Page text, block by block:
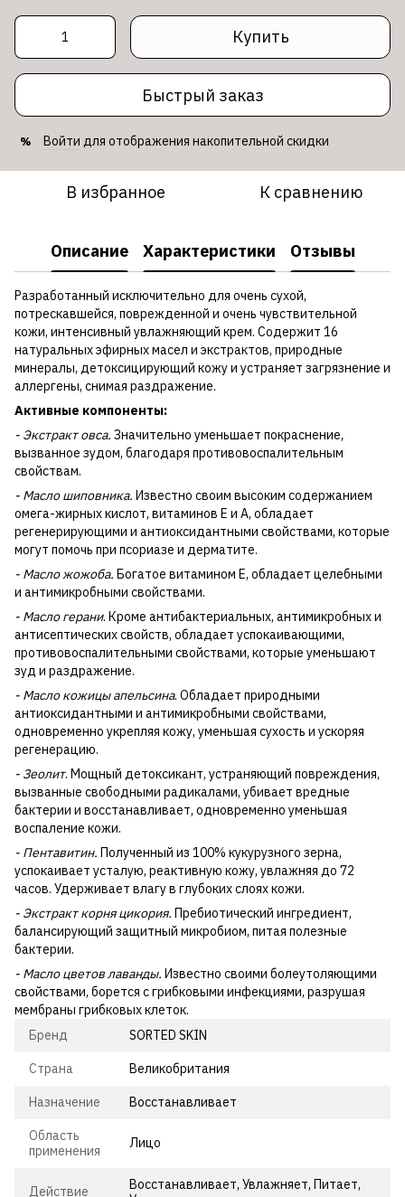
Купить
Быстрый заказ
% Войти для отображения накопительной скидки
В избранное К сравнению
Описание Характеристики Отзывы
Разработанный исключительно для очень сухой,
потрескавшейся, поврежденной и очень чувствительной
кожи, интенсивный увлажняющий крем. Содержит 16
натуральных эфирных масел и экстрактов, природные
минералы, детоксицирующий кожу и устраняет загрязнение и
аллергены, снимая раздражение.
Активные компоненты:
- Экстракт овса. Значительно уменьшает покраснение,
вызванное зудом, благодаря противовоспалительным
свойствам.
- Масло шиповника. Известно своим высоким содержанием
омега-жирных кислот, витаминов Е и А, обладает
регенерирующими и антиоксидантными свойствами, которые
могут помочь при псориазе и дерматите.
- Масло жожоба. Богатое витамином Е, обладает целебными
и антимикробными свойствами.
- Масло герани. Кроме антибактериальных, антимикробных и
антисептических свойств, обладает успокаивающими,
противовоспалительными свойствами, которые уменьшают
зуд и раздражение.
- Масло кожицы апельсина. Обладает природными
антиоксидантными и антимикробными свойствами,
одновременно укрепляя кожу, уменьшая сухость и ускоряя
регенерацию.
- Зеолит. Мощный детоксикант, устраняющий повреждения,
вызванные свободными радикалами, убивает вредные
бактерии и восстанавливает, одновременно уменьшая
воспаление кожи.
- Пентавитин. Полученный из 100% кукурузного зерна,
успокаивает усталую, реактивную кожу, увлажняя до 72
часов. Удерживает влагу в глубоких слоях кожи.
- Экстракт корня цикория. Пребиотический ингредиент,
балансирующий защитный микробиом, питая полезные
бактерии.
- Масло цветов лаванды. Известно своими болеутоляющими
свойствами, борется с грибковыми инфекциями, разрушая
мембраны грибковых клеток.
Бренд
SORTED SKIN
Страна Великобритания
Назначение Восстанавливает
Область
применения
Лицо
Действие
Восстанавливает, Увлажняет, Питает,